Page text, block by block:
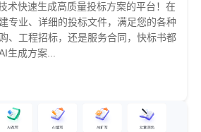
术快速生成高质量投标方案的平台！在
专业、详细的投标文件，满足您的各种
、工程招标，还是服务合同，快标书都
生成方案...